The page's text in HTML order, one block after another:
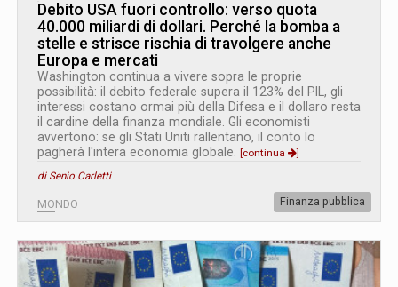
Debito USA fuori controllo: verso quota
40.000 miliardi di dollari. Perché la bomba a
stelle e strisce rischia di travolgere anche
Europa e mercati
Washington continua a vivere sopra le proprie
possibilità: il debito federale supera il 123% del PIL, gli
interessi costano ormai più della Difesa e il dollaro resta
il cardine della finanza mondiale. Gli economisti
avvertono: se gli Stati Uniti rallentano, il conto lo
pagherà l'intera economia globale. [continua
]
di Senio Carletti
MONDO Finanza pubblica